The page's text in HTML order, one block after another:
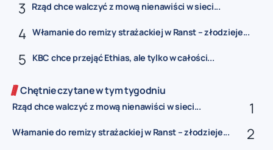
Rząd chce walczyć z mową nienawiści w sieci...
Włamanie do remizy strażackiej w Ranst – złodzieje...
KBC chce przejąć Ethias, ale tylko w całości...
Chętnie czytane w tym tygodniu
Rząd chce walczyć z mową nienawiści w sieci...
Włamanie do remizy strażackiej w Ranst – złodzieje...